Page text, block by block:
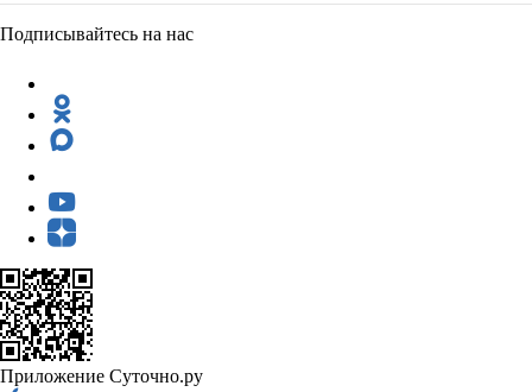
Подписывайтесь на нас
Приложение Суточно.ру